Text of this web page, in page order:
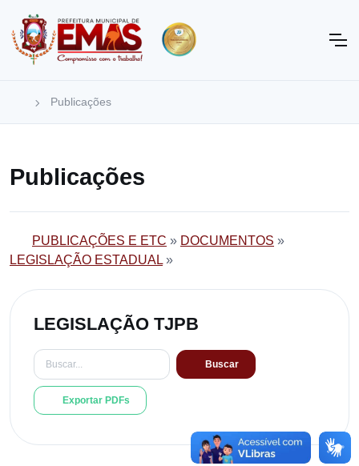
Publicações
Publicações
PUBLICAÇÕES E ETC » DOCUMENTOS »
LEGISLAÇÃO ESTADUAL »
LEGISLAÇÃO TJPB
Buscar
Exportar PDFs